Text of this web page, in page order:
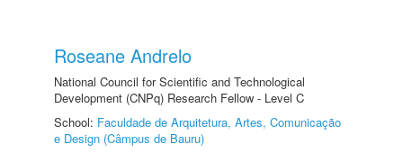
Roseane Andrelo
National Council for Scientific and Technological
Development (CNPq) Research Fellow - Level C
School: Faculdade de Arquitetura, Artes, Comunicação
e Design (Câmpus de Bauru)